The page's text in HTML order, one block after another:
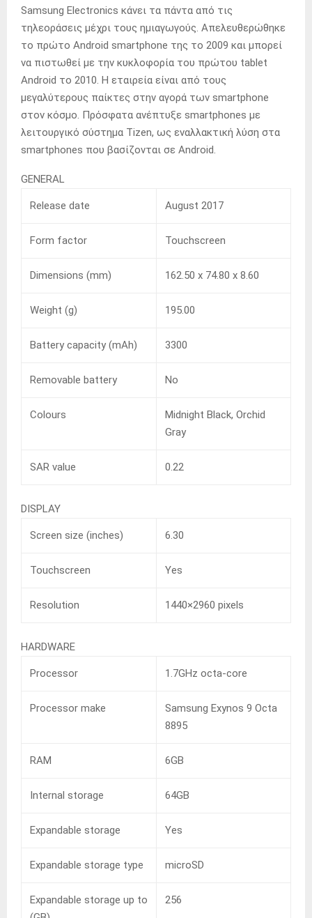
Samsung Electronics κάνει τα πάντα από τις
τηλεοράσεις μέχρι τους ημιαγωγούς. Απελευθερώθηκε
το πρώτο Android smartphone της το 2009 και μπορεί
να πιστωθεί με την κυκλοφορία του πρώτου tablet
Android το 2010. Η εταιρεία είναι από τους
μεγαλύτερους παίκτες στην αγορά των smartphone
στον κόσμο. Πρόσφατα ανέπτυξε smartphones με
λειτουργικό σύστημα Tizen, ως εναλλακτική λύση στα
smartphones που βασίζονται σε Android.
GENERAL
Release date August 2017
Form factor Touchscreen
Dimensions (mm) 162.50 x 74.80 x 8.60
Weight (g) 195.00
Battery capacity (mAh) 3300
Removable battery No
Colours
Midnight Black, Orchid
Gray
SAR value 0.22
DISPLAY
Screen size (inches) 6.30
Touchscreen Yes
Resolution 1440×2960 pixels
HARDWARE
Processor 1.7GHz octa-core
Processor make
Samsung Exynos 9 Octa
8895
RAM 6GB
Internal storage 64GB
Expandable storage Yes
Expandable storage type microSD
Expandable storage up to
256